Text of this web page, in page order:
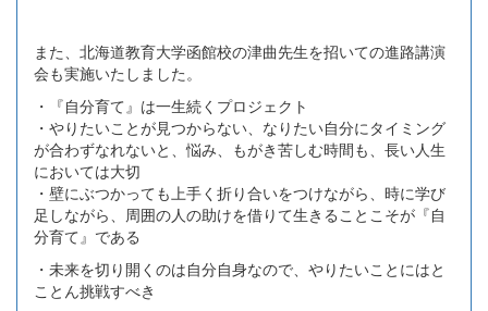
また、北海道教育大学函館校の津曲先生を招いての進路講演
会も実施いたしました。
・『自分育て』は一生続くプロジェクト
・やりたいことが見つからない、なりたい自分にタイミング
が合わずなれないと、悩み、もがき苦しむ時間も、長い人生
においては大切
・壁にぶつかっても上手く折り合いをつけながら、時に学び
足しながら、周囲の人の助けを借りて生きることこそが『自
分育て』である
・未来を切り開くのは自分自身なので、やりたいことにはと
ことん挑戦すべき